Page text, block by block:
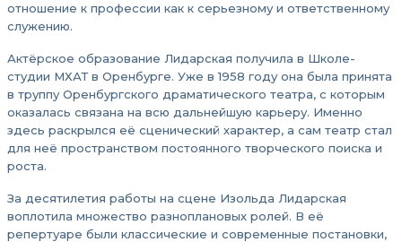
отношение к профессии как к серьезному и ответственному
служению.
Актёрское образование Лидарская получила в Школе-
студии МХАТ в Оренбурге. Уже в 1958 году она была принята
в труппу Оренбургского драматического театра, с которым
оказалась связана на всю дальнейшую карьеру. Именно
здесь раскрылся её сценический характер, а сам театр стал
для неё пространством постоянного творческого поиска и
роста.
За десятилетия работы на сцене Изольда Лидарская
воплотила множество разноплановых ролей. В её
репертуаре были классические и современные постановки,